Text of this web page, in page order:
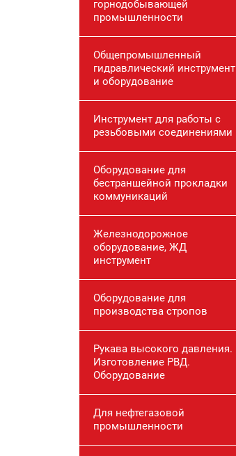
горнодобывающей
промышленности
Общепромышленный
гидравлический инструмент
и оборудование
Инструмент для работы с
резьбовыми соединениями
Оборудование для
бестраншейной прокладки
коммуникаций
Железнодорожное
оборудование, ЖД
инструмент
Оборудование для
производства стропов
Рукава высокого давления.
Изготовление РВД.
Оборудование
Для нефтегазовой
промышленности